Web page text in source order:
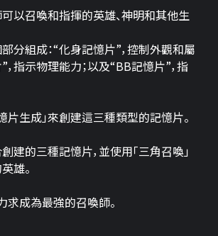
可以召喚和指揮的英雄、神明和其他生
分組成：“化身記憶片”，控制外觀和屬
，指示物理能力；以及“BB記憶片”，指
片生成」來創建這三​​種類型的記憶片。
建的三種記憶片，並使用「三角召喚」
雄。
求成為最強的召喚師。